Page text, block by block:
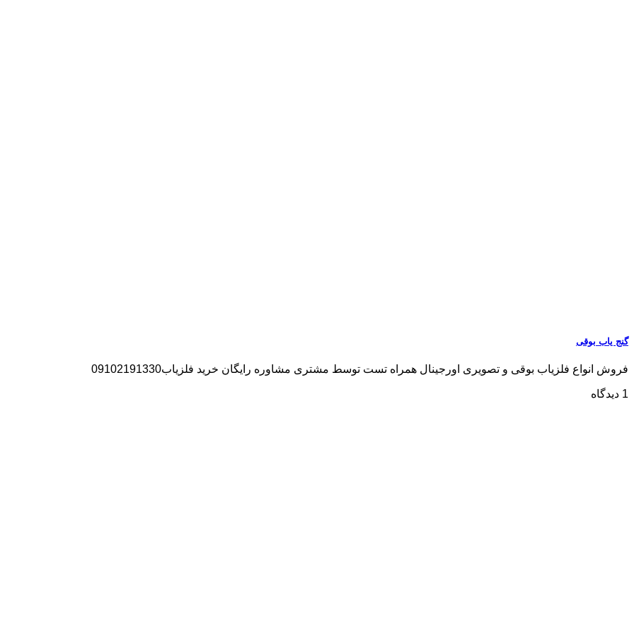
گنج یاب بوقی
فروش انواع فلزیاب بوقی و تصویری اورجینال همراه تست توسط مشتری مشاوره رایگان خرید فلزیاب09102191330
1 دیدگاه